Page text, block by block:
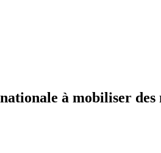
à mobiliser des